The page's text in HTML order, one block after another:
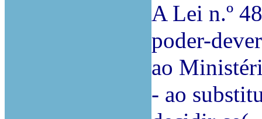
A Lei n.º
poder-
ao
- ao